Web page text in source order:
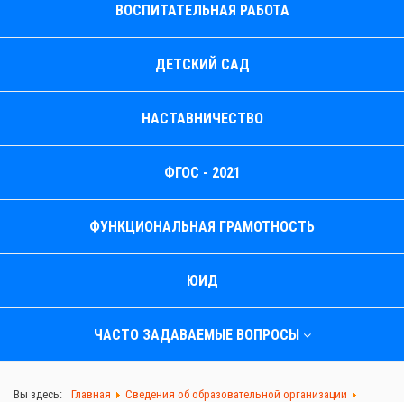
ВОСПИТАТЕЛЬНАЯ РАБОТА
ДЕТСКИЙ САД
НАСТАВНИЧЕСТВО
ФГОС - 2021
ФУНКЦИОНАЛЬНАЯ ГРАМОТНОСТЬ
ЮИД
ЧАСТО ЗАДАВАЕМЫЕ ВОПРОСЫ
Вы здесь: Главная
Сведения об образовательной организации